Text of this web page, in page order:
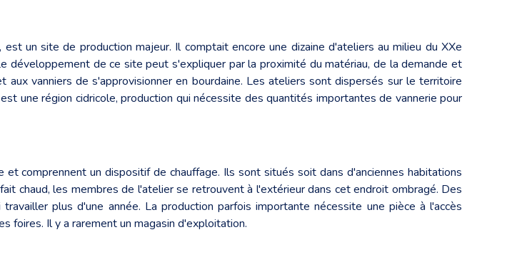
un site de production majeur. Il comptait encore une dizaine d'ateliers au milieu du XXe
de ce site peut s'expliquer par la proximité du matériau, de la demande et
vanniers de s'approvisionner en bourdaine. Les ateliers sont dispersés sur le territoire
une région cidricole, production qui nécessite des quantités importantes de vannerie pour
comprennent un dispositif de chauffage. Ils sont situés soit dans d'anciennes habitations
chaud, les membres de l'atelier se retrouvent à l'extérieur dans cet endroit ombragé. Des
plus d'une année. La production parfois importante nécessite une pièce à l'accès
foires. Il y a rarement un magasin d'exploitation.